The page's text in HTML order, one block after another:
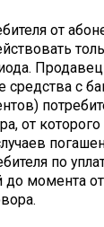
от
с
от которого
по
момента